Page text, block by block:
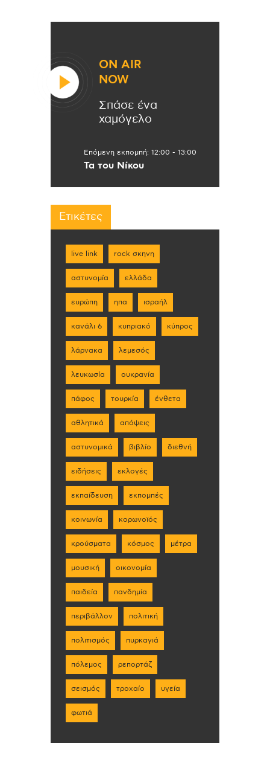
ON AIR
NOW
Σπάσε ένα
χαμόγελο
Επόμενη εκπομπή: 12:00 - 13:00
Τα του Νίκου
Ετικέτες
live link rock σκηνη
αστυνομία ελλάδα
ευρώπη ηπα ισραήλ
κανάλι 6 κυπριακό κύπρος
λάρνακα λεμεσός
λευκωσία ουκρανία
πάφος τουρκία ένθετα
αθλητικά απόψεις
αστυνομικά βιβλίο διεθνή
ειδήσεις εκλογές
εκπαίδευση εκπομπές
κοινωνία κορωνοϊός
κρούσματα κόσμος μέτρα
μουσική οικονομία
παιδεία πανδημία
περιβάλλον πολιτική
πολιτισμός πυρκαγιά
πόλεμος ρεπορτάζ
σεισμός τροχαίο υγεία
φωτιά